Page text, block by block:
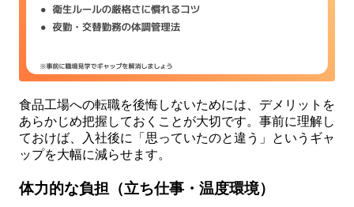
食品工場への転職を後悔しないためには、デメリットを
あらかじめ把握しておくことが大切です。事前に理解し
ておけば、入社後に「思っていたのと違う」というギャ
ップを大幅に減らせます。
体力的な負担（立ち仕事・温度環境）